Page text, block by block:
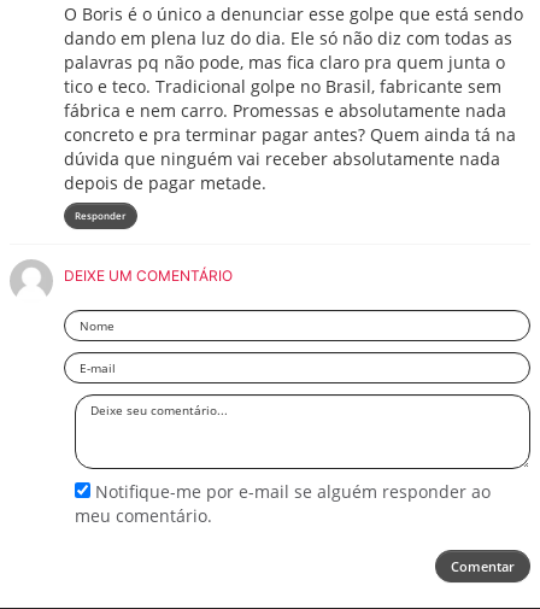
O Boris é o único a denunciar esse golpe que está sendo
dando em plena luz do dia. Ele só não diz com todas as
palavras pq não pode, mas fica claro pra quem junta o
tico e teco. Tradicional golpe no Brasil, fabricante sem
fábrica e nem carro. Promessas e absolutamente nada
concreto e pra terminar pagar antes? Quem ainda tá na
dúvida que ninguém vai receber absolutamente nada
depois de pagar metade.
Responder
DEIXE UM COMENTÁRIO
Nome
Email
Deixe
Notifique-me por e-mail se alguém responder ao
meu comentário.
Comentar